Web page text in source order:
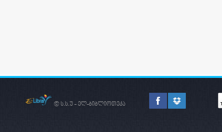
© ს.ს.უ - ელ-ბიბლიოთეკა